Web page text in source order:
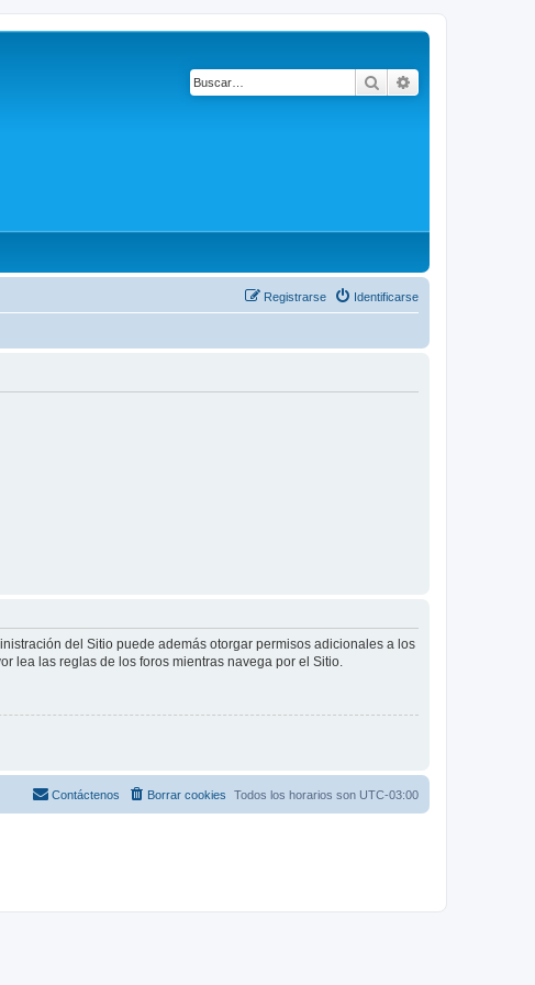
Buscar
Identificarse
Registrarse
del Sitio puede además otorgar permisos adicionales a los
lea las reglas de los foros mientras navega por el Sitio.
Todos los horarios son UTC-03:00
Borrar cookies
Contáctenos